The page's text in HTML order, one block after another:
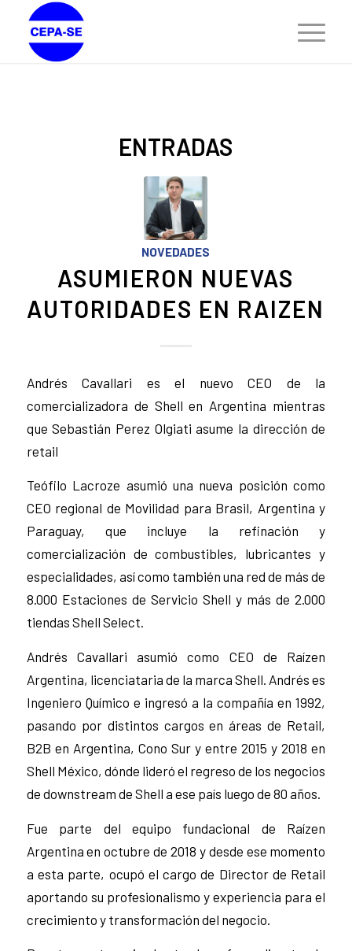
ENTRADAS
NOVEDADES
ASUMIERON NUEVAS
AUTORIDADES EN RAIZEN
Andrés Cavallari es el nuevo CEO de la
comercializadora de Shell en Argentina mientras
que Sebastián Perez Olgiati asume la dirección de
retail
Teófilo Lacroze asumió una nueva posición como
CEO regional de Movilidad para Brasil, Argentina y
Paraguay, que incluye la refinación y
comercialización de combustibles, lubricantes y
especialidades, así como también una red de más de
8.000 Estaciones de Servicio Shell y más de 2.000
tiendas Shell Select.
Andrés Cavallari asumió como CEO de Raízen
Argentina, licenciataria de la marca Shell. Andrés es
Ingeniero Químico e ingresó a la compañía en 1992,
pasando por distintos cargos en áreas de Retail,
B2B en Argentina, Cono Sur y entre 2015 y 2018 en
Shell México, dónde lideró el regreso de los negocios
de downstream de Shell a ese país luego de 80 años.
Fue parte del equipo fundacional de Raízen
Argentina en octubre de 2018 y desde ese momento
a esta parte, ocupó el cargo de Director de Retail
aportando su profesionalismo y experiencia para el
crecimiento y transformación del negocio.